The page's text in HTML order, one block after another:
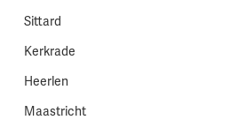
Sittard
Kerkrade
Heerlen
Maastricht